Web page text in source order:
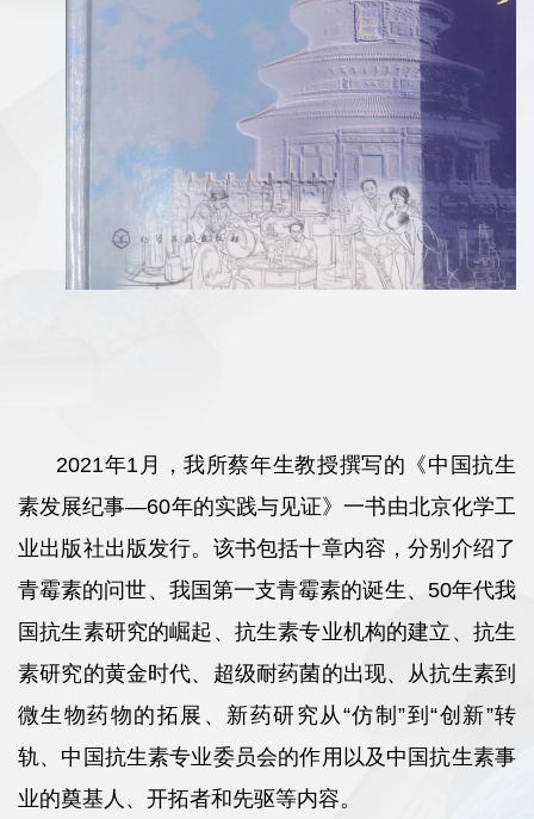
2021年1月，我所蔡年生教授撰写的《中国抗生
素发展纪事—60年的实践与见证》一书由北京化学工
业出版社出版发行。该书包括十章内容，分别介绍了
青霉素的问世、我国第一支青霉素的诞生、50年代我
国抗生素研究的崛起、抗生素专业机构的建立、抗生
素研究的黄金时代、超级耐药菌的出现、从抗生素到
微生物药物的拓展、新药研究从“仿制”到“创新”转
轨、中国抗生素专业委员会的作用以及中国抗生素事
业的奠基人、开拓者和先驱等内容。